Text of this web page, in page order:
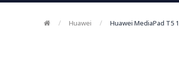
Huawei Huawei MediaPad T5